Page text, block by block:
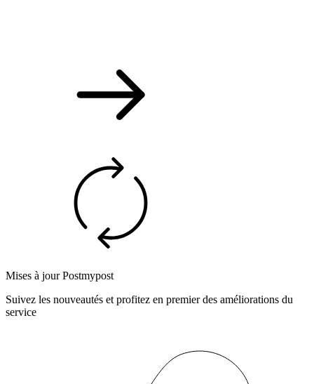
Mises à jour Postmypost
Suivez les nouveautés et profitez en premier des améliorations du
service